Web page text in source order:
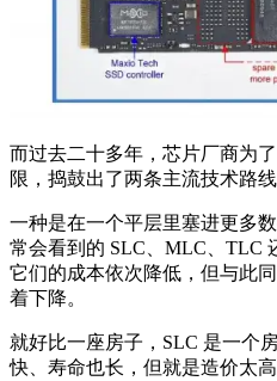
而过去二十多年，芯片厂商为
限，捣鼓出了两条主流技术路线
一种是在一个平层里塞进更多
常会看到的 SLC、MLC、TLC
它们的成本依次降低，但与此
着下降。
就好比一座房子，SLC 是一个
快、寿命也长，但就是造价太